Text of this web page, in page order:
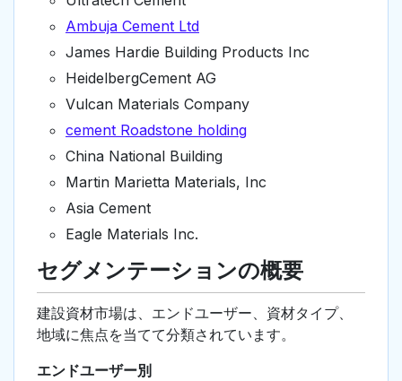
Ambuja Cement Ltd
James Hardie Building Products Inc
HeidelbergCement AG
Vulcan Materials Company
cement Roadstone holding
China National Building
Martin Marietta Materials, Inc
Asia Cement
Eagle Materials Inc.
セグメンテーションの概要
建設資材市場は、エンドユーザー、資材タイプ、
地域に焦点を当てて分類されています。
エンドユーザー別